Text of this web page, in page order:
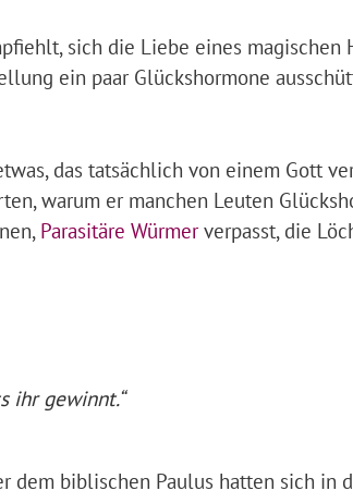
sich die Liebe eines magischen
ein paar Glückshormone
das tatsächlich von einem Gott
warum er manchen Leuten
Parasitäre Würmerverpasst, die
ihr gewinnt.“
dem biblischen Paulus hatten sich in